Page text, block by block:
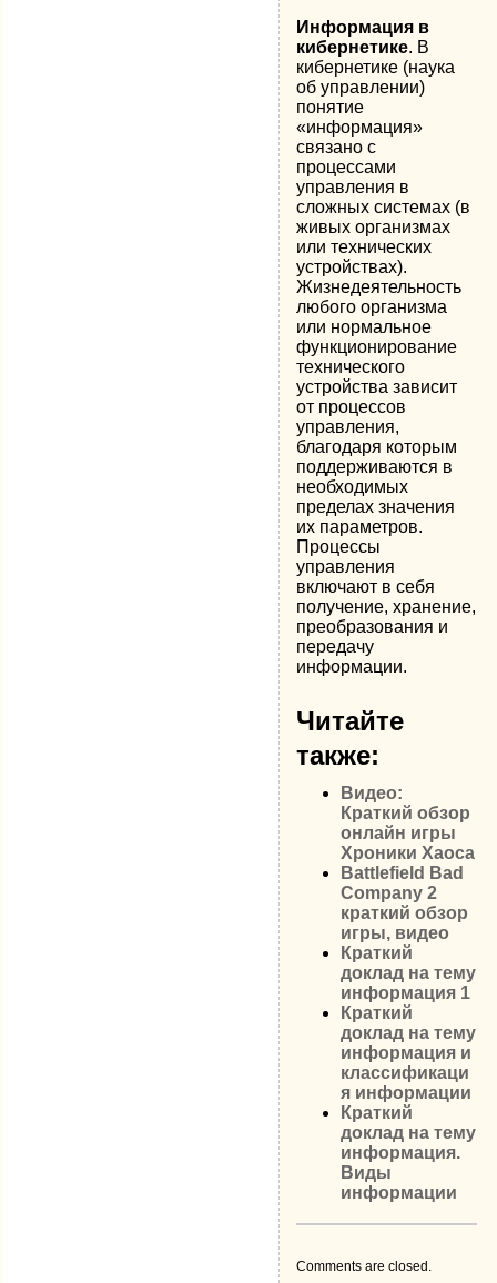
Информация в
кибернетике. В
кибернетике (наука
об управлении)
понятие
«информация»
связано с
процессами
управления в
сложных системах (в
живых организмах
или технических
устройствах).
Жизнедеятельность
любого организма
или нормальное
функционирование
технического
устройства зависит
от процессов
управления,
благодаря которым
поддерживаются в
необходимых
пределах значения
их параметров.
Процессы
управления
включают в себя
получение, хранение,
преобразования и
передачу
информации.
Читайте
также:
Видео:
Краткий обзор
онлайн игры
Хроники Хаоса
Battlefield Bad
Company 2
краткий обзор
игры, видео
Краткий
доклад на тему
информация 1
Краткий
доклад на тему
информация и
классификаци
я информации
Краткий
доклад на тему
информация.
Виды
информации
Comments are closed.